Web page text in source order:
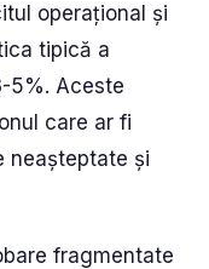
operațional și
tipică a
5%. Aceste
care ar fi
neașteptate și
fragmentate